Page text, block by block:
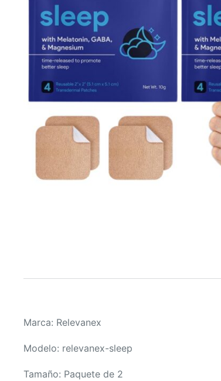
Marca: Relevanex
Modelo: relevanex-sleep
Tamaño: Paquete de 2